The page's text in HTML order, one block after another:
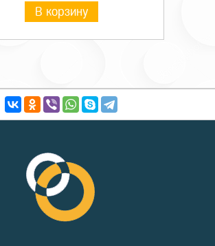
В корзину